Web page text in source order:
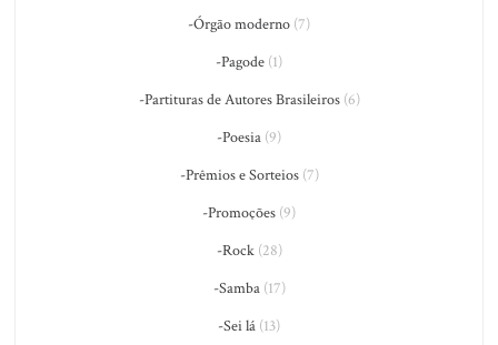
-Órgão moderno (7)
-Pagode (1)
-Partituras de Autores Brasileiros(6)
-Poesia (9)
-Prêmios e Sorteios(7)
-Promoções (9)
-Rock(28)
-Samba(17)
-Sei lá (13)